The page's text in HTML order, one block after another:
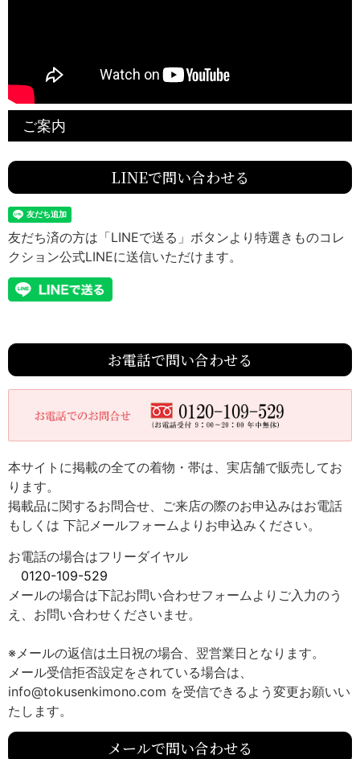
ご案内
本サイトに掲載の全ての着物・帯は、実店舗で販売してお
ります。
掲載品に関するお問合せ、ご来店の際のお申込みはお電話
もしくは 下記メールフォームよりお申込みください。
お電話の場合はフリーダイヤル
0120-109-529
メールの場合は下記お問い合わせフォームよりご入力のう
え、お問い合わせくださいませ。
※メールの返信は土日祝の場合、翌営業日となります。
メール受信拒否設定をされている場合は、
info@tokusenkimono.com を受信できるよう変更お願いい
たします。
メールで問い合わせる
LINEで問い合わせる
友だち済の方は「LINEで送る」ボタンより特選きものコレ
クション公式LINEに送信いただけます。
お電話で問い合わせる